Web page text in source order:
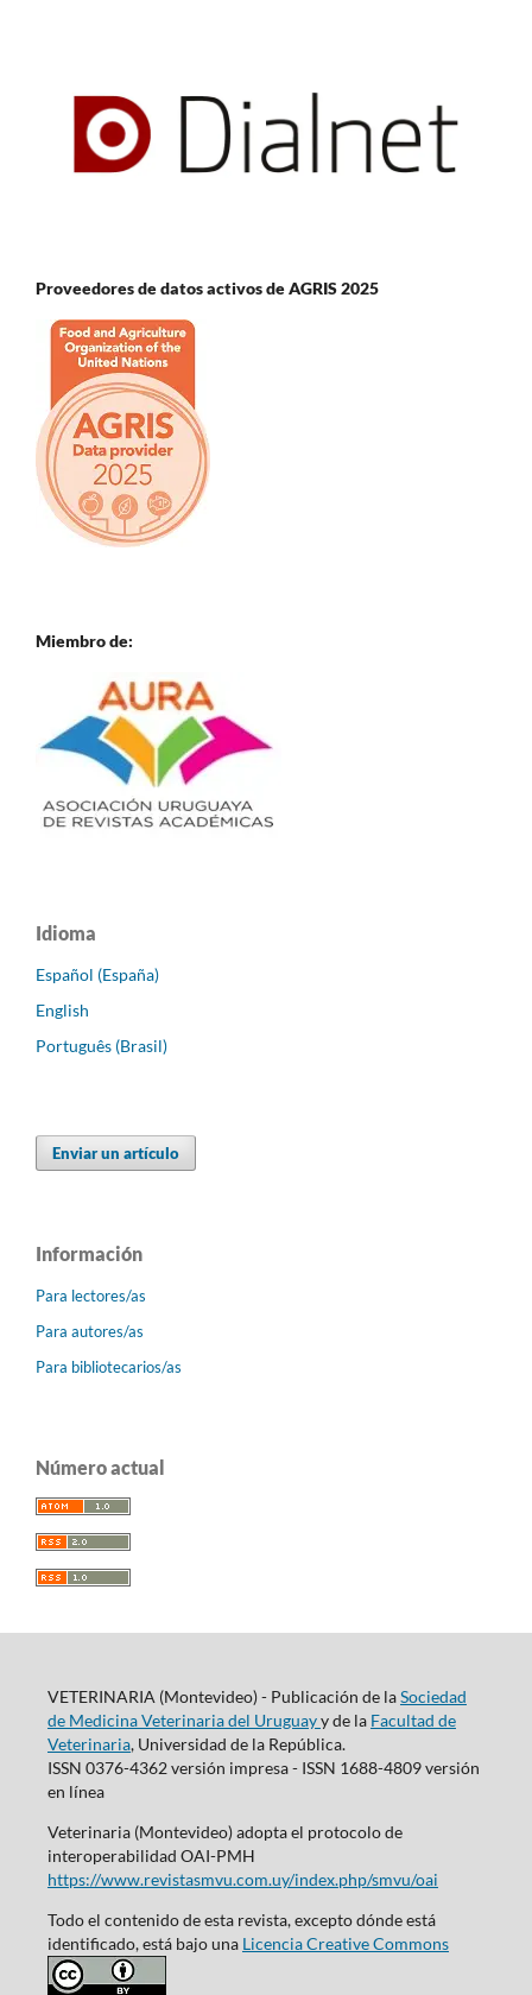
Proveedores de datos activos de AGRIS 2025
Miembro de:
Idioma
Español (España)
English
Português (Brasil)
Enviar un artículo
Información
Para lectores/as
Para autores/as
Para bibliotecarios/as
Número actual
VETERINARIA (Montevideo) - Publicación de laSociedad
de Medicina Veterinaria del Uruguayy de la Facultad de
Veterinaria, Universidad de la República.
ISSN 0376-4362 versión impresa - ISSN 1688-4809 versión
en línea
Veterinaria (Montevideo) adopta el protocolo de
interoperabilidad OAI-PMH
https://www.revistasmvu.com.uy/index.php/smvu/oai
Todo el contenido de esta revista, excepto dónde está
identificado, está bajo una Licencia Creative Commons